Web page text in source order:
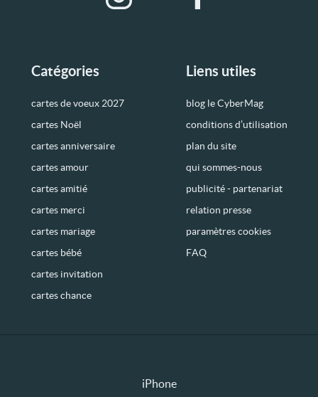
Catégories
cartes de voeux 2027
cartes Noël
cartes anniversaire
cartes amour
cartes amitié
cartes merci
cartes mariage
cartes bébé
cartes invitation
cartes chance
Liens utiles
blog le CyberMag
conditions d’utilisation
plan du site
qui sommes-nous
publicité - partenariat
relation presse
paramètres cookies
FAQ
iPhone